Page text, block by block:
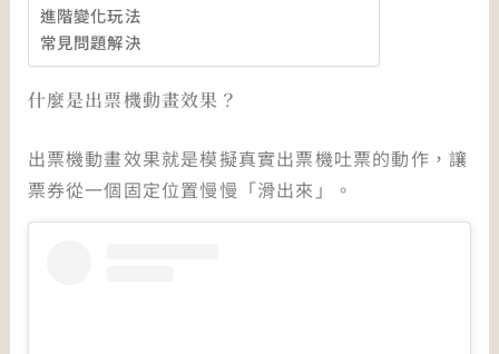
進階變化玩法
常見問題解決
什麼是出票機動畫效果？
出票機動畫效果就是模擬真實出票機吐票的動作，讓
票券從一個固定位置慢慢「滑出來」。